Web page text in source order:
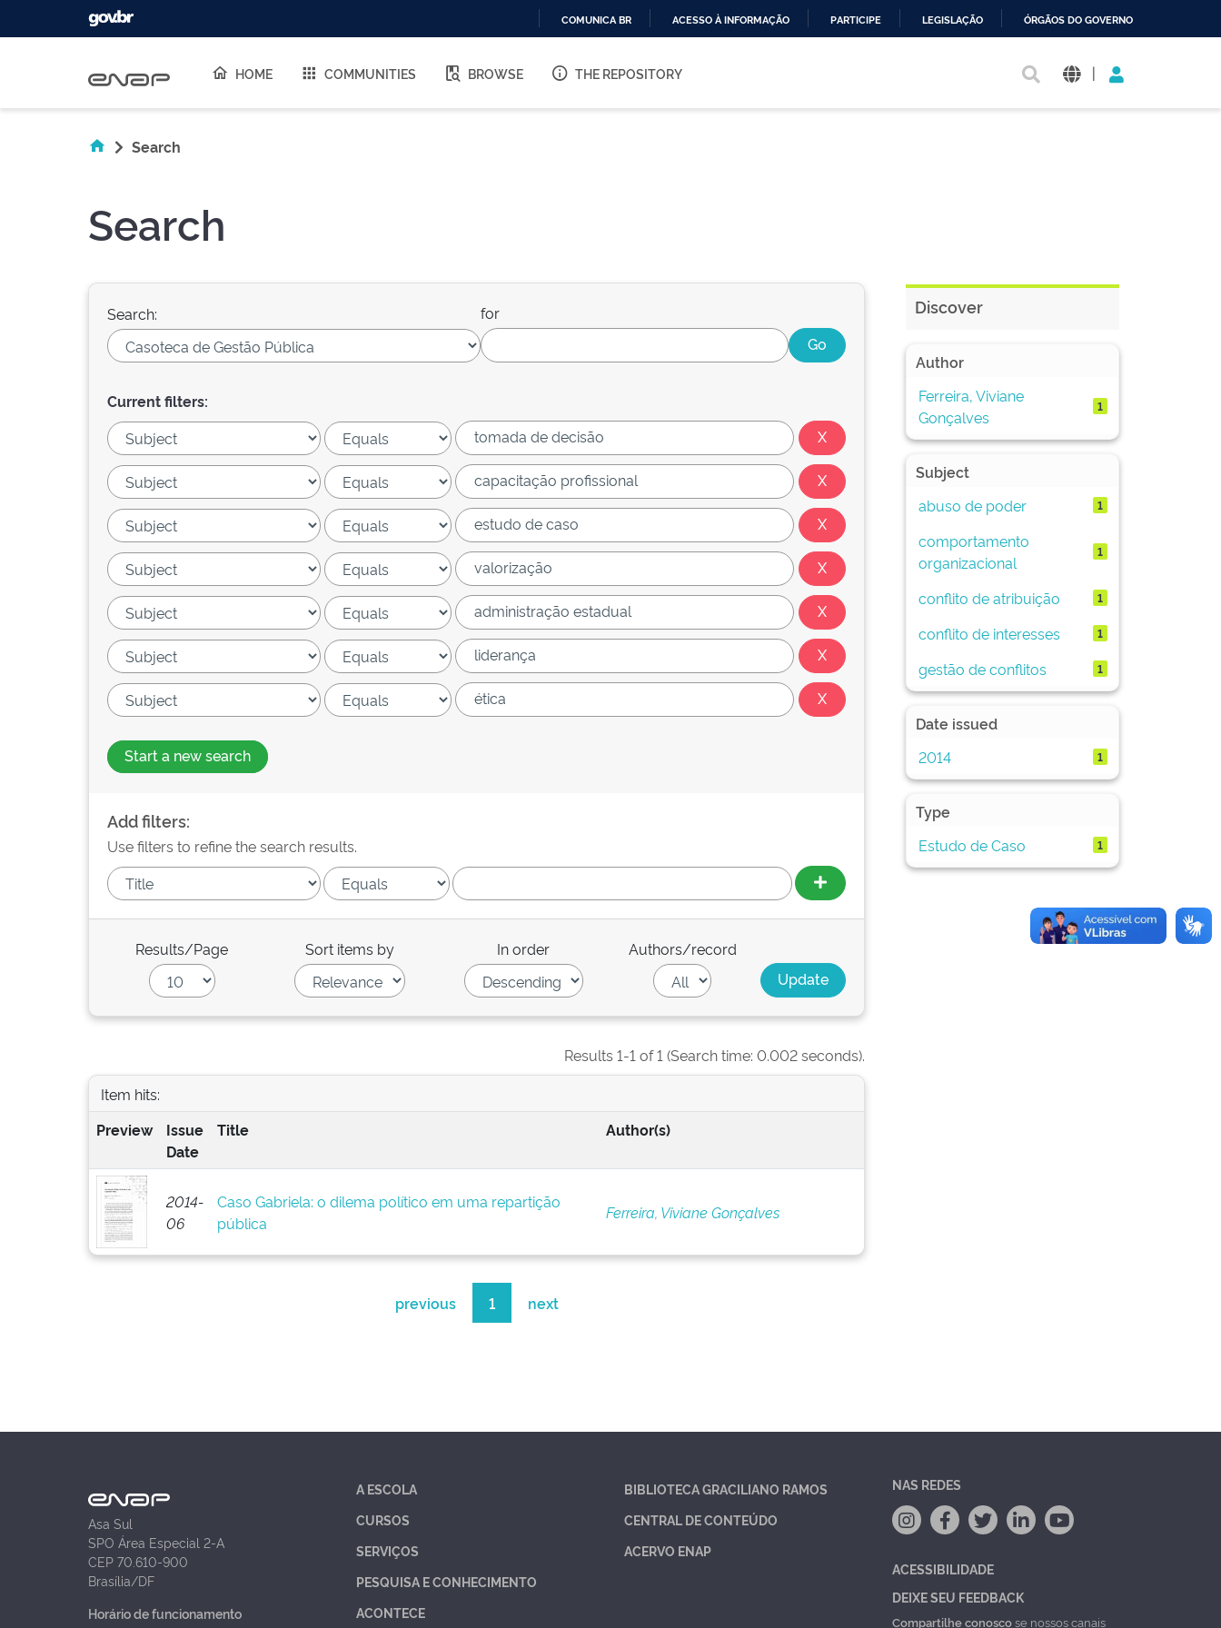
O
COMUNICA BR ACESSO À INFORMAÇÃO PARTICIPE LEGISLAÇÃO ÓRGÃOS DO GOVERNO
HOME COMMUNITIES BROWSE THE REPOSITORY |
Search
Search
Search: for
Current filters:
Start a new search
Add filters:
Use filters to refine the search results.
Results/Page Sort items by In order Authors/record
Results 1-1 of 1 (Search time: 0.002 seconds).
Item hits:
Preview
Issue
Date
Title Author(s)
2014-
06
Caso Gabriela: o dilema político em uma repartição
pública
Ferreira, Viviane Gonçalves
previous 1 next
Discover
Author
Ferreira, Viviane
Gonçalves
1
Subject
abuso de poder
1
comportamento
organizacional
1
conflito de atribuição 1
conflito de interesses 1
gestão de conflitos 1
Date issued
2014
1
Type
Estudo de Caso
1
Asa Sul
SPO Área Especial 2-A
CEP 70.610-900
Brasília/DF
Horário de funcionamento
A ESCOLA
CURSOS
SERVIÇOS
PESQUISA E CONHECIMENTO
ACONTECE
BIBLIOTECA GRACILIANO RAMOS
CENTRAL DE CONTEÚDO
ACERVO ENAP
NAS REDES
ACESSIBILIDADE
DEIXE SEU FEEDBACK
Compartilhe conoscose nossos canais